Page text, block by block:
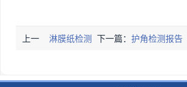
上一 淋膜纸检测 下一篇：护角检测报告